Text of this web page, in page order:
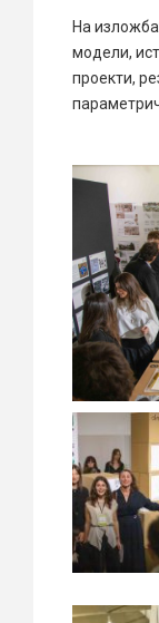
На
модели,
проекти,